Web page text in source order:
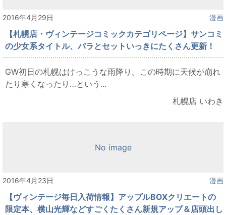
2016年4月29日 漫画
【札幌店・ヴィンテージコミックカテゴリページ】サンコミ
の少女系タイトル、バラとセットいっきにたくさん更新！
GW初日の札幌はけっこうな雨降り。この時期に天候が崩れ
たり寒くなったり…という...
札幌店 いわき
No image
2016年4月23日 漫画
【ヴィンテージ毎日入荷情報】アップルBOXクリエートの
限定本、横山光輝などすごくたくさん新規アップ＆店頭出し